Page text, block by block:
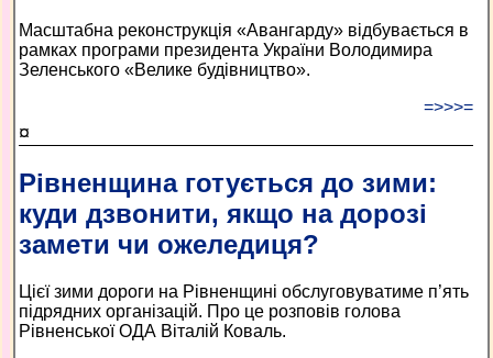
Масштабна реконструкція «Авангарду» відбувається в
рамках програми президента України Володимира
Зеленського «Велике будівництво».
=>>>=
¤
Рівненщина готується до зими:
куди дзвонити, якщо на дорозі
замети чи ожеледиця?
Цієї зими дороги на Рівненщині обслуговуватиме п’ять
підрядних організацій. Про це розповів голова
Рівненської ОДА Віталій Коваль.